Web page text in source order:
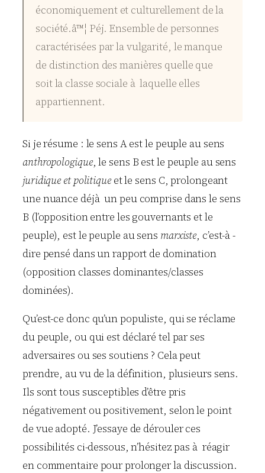
économiquement et culturellement de la
société.â™¦ Péj. Ensemble de personnes
caractérisées par la vulgarité, le manque
de distinction des manières quelle que
soit la classe sociale à laquelle elles
appartiennent.
Si je résume : le sens A est le peuple au sens
anthropologique, le sens B est le peuple au sens
juridique et politiqueet le sens C, prolongeant
une nuance déjà un peu comprise dans le sens
B (l’opposition entre les gouvernants et le
peuple), est le peuple au sens marxiste, c’est-à -
dire pensé dans un rapport de domination
(opposition classes dominantes/classes
dominées).
Qu’est-ce donc qu’un populiste, qui se réclame
du peuple, ou qui est déclaré tel par ses
adversaires ou ses soutiens ? Cela peut
prendre, au vu de la définition, plusieurs sens.
Ils sont tous susceptibles d’être pris
négativement ou positivement, selon le point
de vue adopté. J’essaye de dérouler ces
possibilités ci-dessous, n’hésitez pas à réagir
en commentaire pour prolonger la discussion.